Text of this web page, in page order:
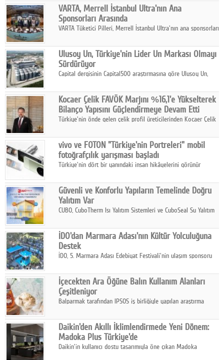
VARTA, Merrell İstanbul Ultra'nın Ana
Sponsorları Arasında
VARTA Tüketici Pilleri, Merrell İstanbul Ultra'nın ana sponsorları
enerjisine güç katıyor.
Ulusoy Un, Türkiye'nin Lider Un Markası Olmayı
Sürdürüyor
Capital dergisinin Capital500 araştırmasına göre Ulusoy Un,
hasılatıyla Türkiye'nin en büyük 83. firması oldu.
Kocaer Çelik FAVÖK Marjını %16,1'e Yükselterek
Bilanço Yapısını Güçlendirmeye Devam Etti
Türkiye'nin önde gelen çelik profil üreticilerinden Kocaer Çelik
Çelik FAVÖK Marjını %16,1'e yükseltti.
vivo ve FOTON "Türkiye'nin Portreleri" mobil
fotoğrafçılık yarışması başladı
Türkiye'nin dört bir yanındaki insan hikâyelerini görünür
insanını, kültürünü ve yaşamını portre fotoğraflarıyla
anlatmaya davet ediyor.
Güvenli ve Konforlu Yapıların Temelinde Doğru
Yalıtım Var
CUBO, CuboTherm Isı Yalıtım Sistemleri ve CuboSeal Su Yalıtım
ve sürdürülebilir çözümler sunuyor.
İDO'dan Marmara Adası'nın Kültür Yolculuğuna
Destek
İDO, 5. Marmara Adası Edebiyat Festivali'nin ulaşım sponsoru
ettiriyor.
İçecekten Ara Öğüne Balın Kullanım Alanları
Çeşitleniyor
Balparmak tarafından IPSOS iş birliğiyle yapılan araştırma
ıhlamur gibi içeceklerde tercih ettiğini ortaya koyuyor.
Daikin'den Akıllı İklimlendirmede Yeni Dönem:
Madoka Plus Türkiye'de
Daikin'in kullanıcı dostu tasarımıyla öne çıkan Madoka